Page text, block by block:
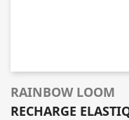
RAINBOW LOOM
RECHARGE